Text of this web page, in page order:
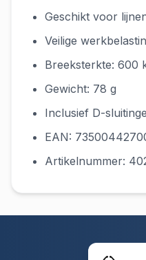
Geschikt voor
Veilige
Breeksterkte: 600
Gewicht: 78 g
Inclusief D-
EAN:
Artikelnummer: